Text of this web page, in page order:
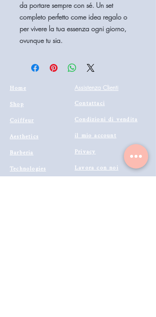
da portare sempre con sé. Un set
completo perfetto come idea regalo o
per vivere la tua essenza ogni giorno,
ovunque tu sia.
Home
Shop
Coiffeur
Aesthetics
Barberia
Technologies
Assistenza Clienti
Contattaci
Condizioni di vendita
il mio account
Privacy
Lavora con noi